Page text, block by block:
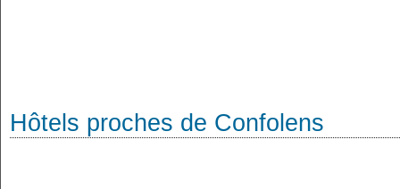
Hôtels proches de Confolens